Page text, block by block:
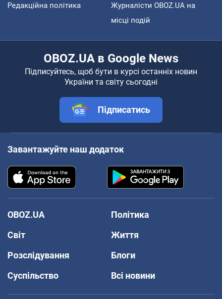
Редакційна політика
Журналісти OBOZ.UA на
місці подій
OBOZ.UA в Google News
Підписуйтесь, щоб бути в курсі останніх новин
України та світу сьогодні
Підписатись
Завантажуйте наш додаток
OBOZ.UA
Політика
Світ
Життя
Розслідування
Блоги
Суспільство
Всі новини